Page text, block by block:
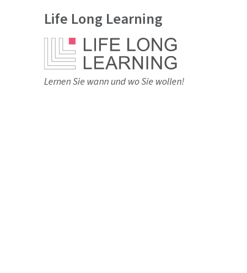
Life Long Learning
Lernen Sie wann und wo Sie wollen!